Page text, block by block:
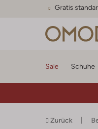
Gratis
Sale Schuhe
Zurück